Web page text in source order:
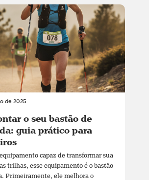
de 2025
o seu bastão de
guia prático para
capaz de transformar sua
trilhas, esse equipamento é o bastão
Primeiramente, ele melhora o